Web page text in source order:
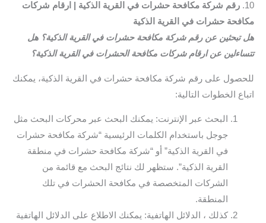
10. رقم شركة مكافحة حشرات في القرية الذكية | ارقام شركات
مكافحة حشرات في القرية الذكية
هل تبحثين عن رقم شركة مكافحة حشرات في القرية الذكية؟ هل
تتساءلين عن ارقام شركات مكافحة الحشرات في القرية الذكية؟
للحصول على رقم شركة مكافحة حشرات في القرية الذكية، يمكنك
اتباع الخطوات التالية:
البحث عبر الإنترنت: يمكنك البحث عبر محركات البحث مثل
جوجل باستخدام الكلمات الرئيسية “شركة مكافحة حشرات
في القرية الذكية” أو “شركة مكافحة حشرات في منطقة
القرية الذكية”. ستظهر لك نتائج البحث مع قائمة من
الشركات المتخصصة في مكافحة الحشرات في تلك
المنطقة.
كذلك ، الدلائل الهاتفية: يمكنك الاطلاع على الدلائل الهاتفية